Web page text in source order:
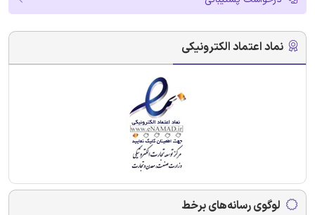
نماد اعتماد الکترونیکی
لوگوی رسانه‌های برخط